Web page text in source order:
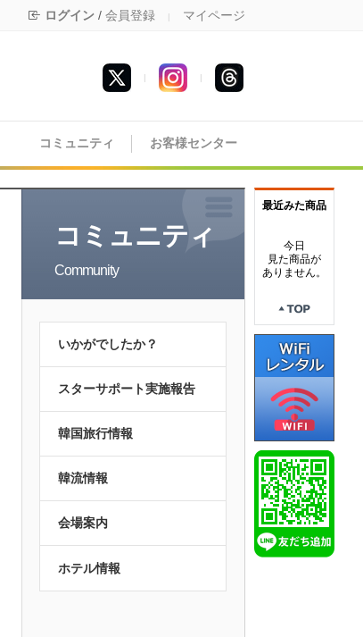
最近みた商品
今日
見た商品が
ありません。
ログイン / 会員登録 | マイページ
|
|
コミュニティ お客様センター
コミュニティ
Community
いかがでしたか？
スターサポート実施報告
韓国旅行情報
韓流情報
会場案内
ホテル情報